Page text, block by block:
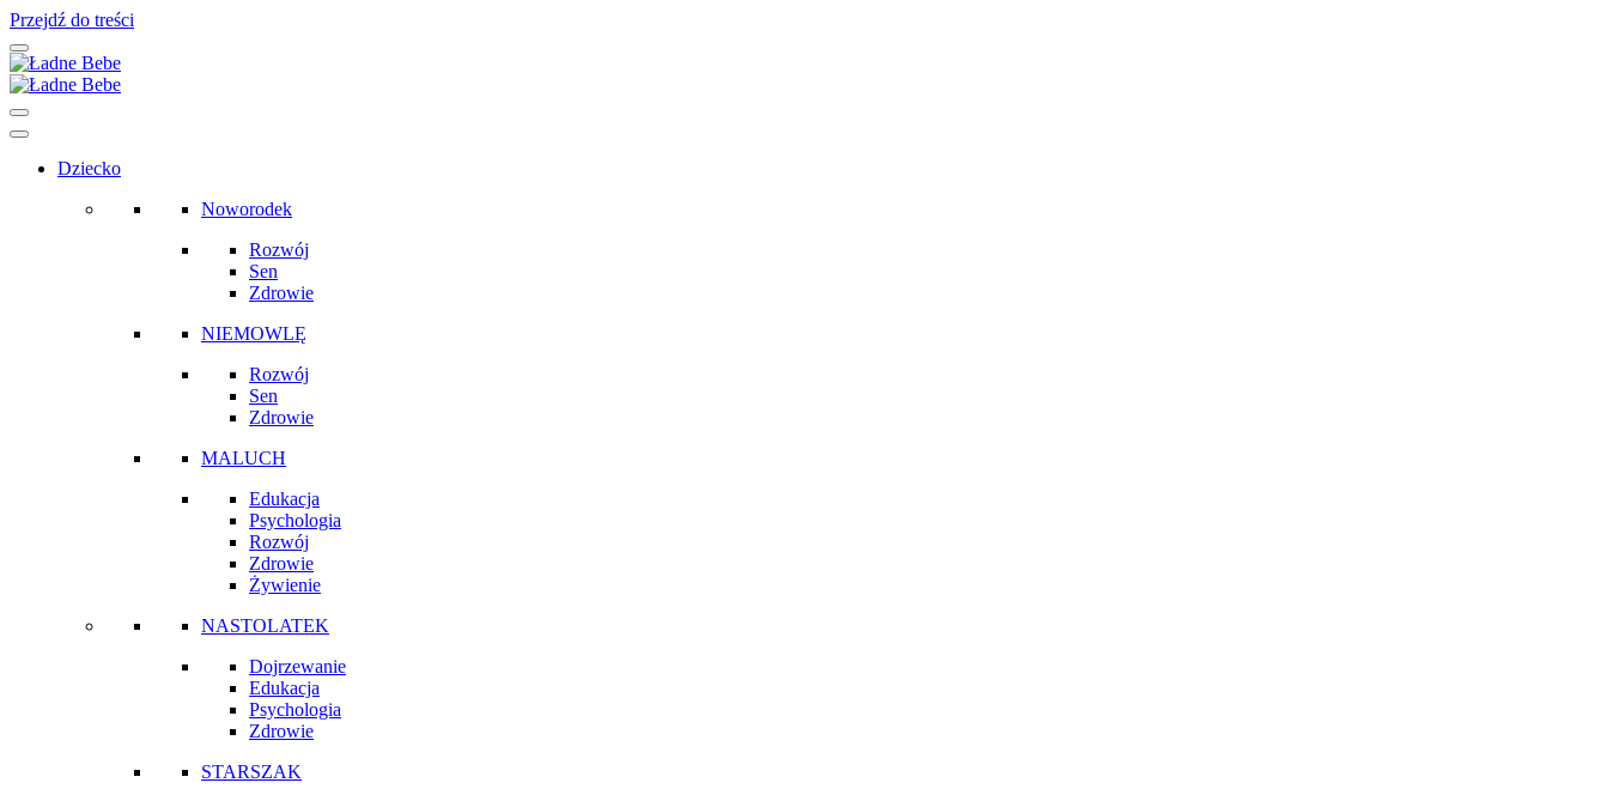
Przejdź do treści
Main
Navigation
Dziecko
Noworodek
Rozwój
Sen
Zdrowie
NIEMOWLĘ
Rozwój
Sen
Zdrowie
MALUCH
Edukacja
Psychologia
Rozwój
Zdrowie
Żywienie
NASTOLATEK
Dojrzewanie
Edukacja
Psychologia
Zdrowie
STARSZAK